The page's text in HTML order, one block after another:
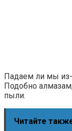
Падаем ли мы из-
Подобно
пыли.
Читайте